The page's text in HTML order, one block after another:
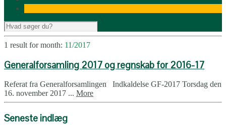
1 result formonth: 11/2017
Generalforsamling 2017 og regnskab for 2016-17
Referat fra Generalforsamlingen Indkaldelse GF-2017 Torsdag den
16. november 2017 ... More
Seneste indlæg